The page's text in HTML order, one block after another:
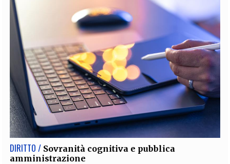
DIRITTO / Sovranità cognitiva e pubblica
amministrazione